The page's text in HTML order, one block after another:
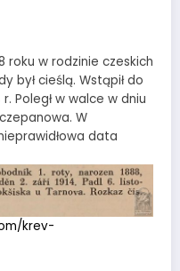
roku w rodzinie czeskich
był cieślą. Wstąpił do
Poległ w walce w dniu
W
data
krev-